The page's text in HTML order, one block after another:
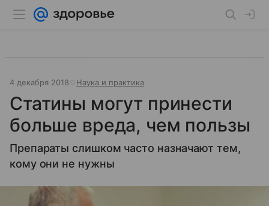
4 декабря 2018 Наука и практика
Статины могут принести
больше вреда, чем пользы
Препараты слишком часто назначают тем,
кому они не нужны